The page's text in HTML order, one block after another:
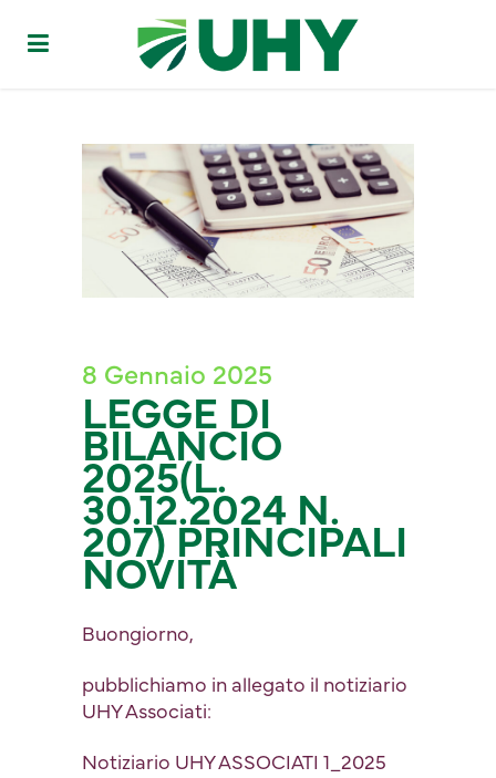
8 Gennaio 2025
LEGGE DI
BILANCIO
2025(L.
30.12.2024 N.
207) PRINCIPALI
NOVITÀ
Buongiorno,
pubblichiamo in allegato il notiziario
UHY Associati:
Notiziario UHY ASSOCIATI 1_2025